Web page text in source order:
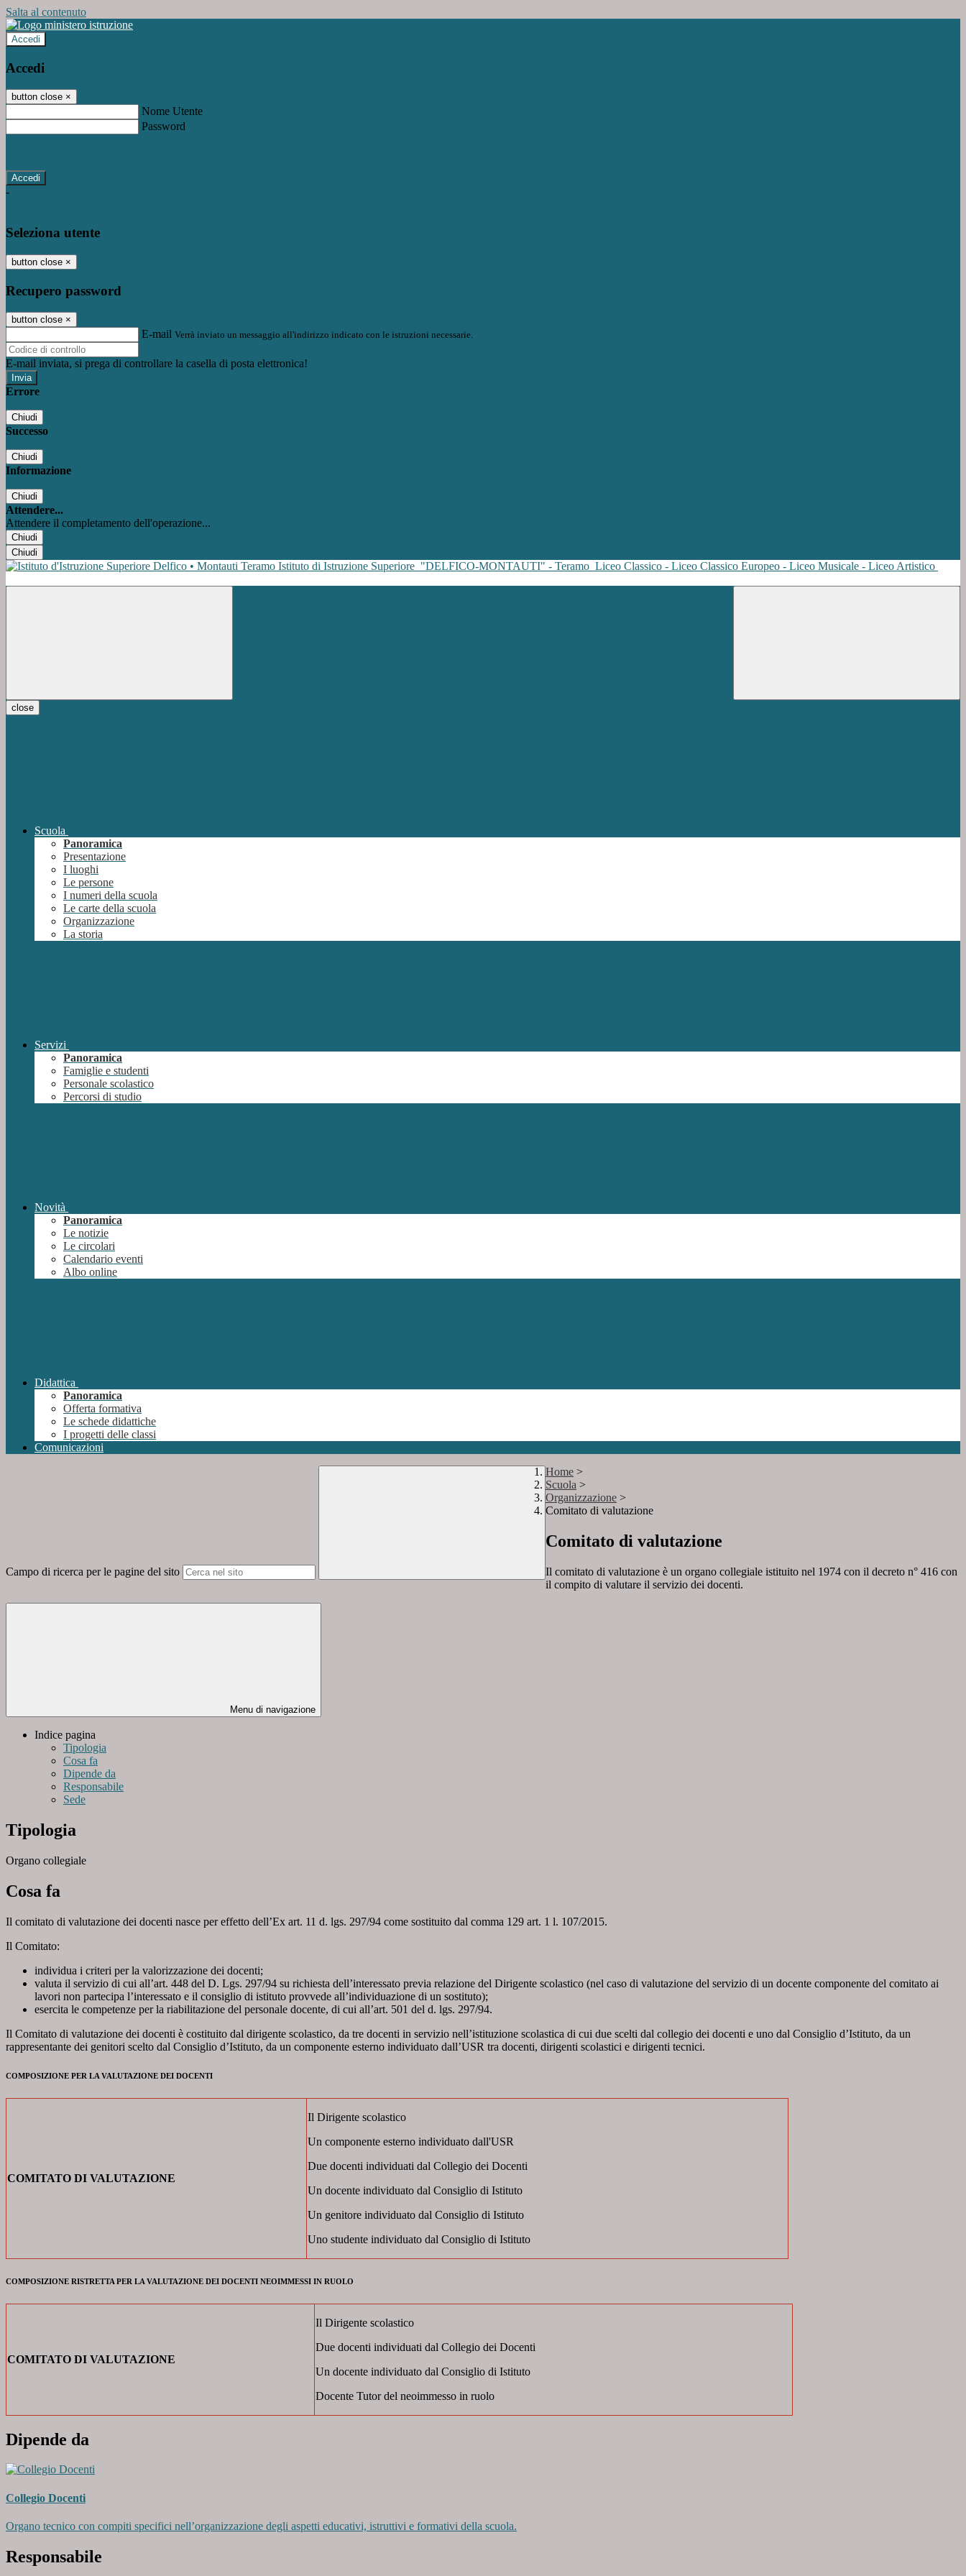
Salta al contenuto
Accedi
Accedi
button close ×
Nome Utente
Password
-
Seleziona utente
button close ×
Recupero password
button close ×
E-mail Verrà inviato un messaggio all'indirizzo indicato con le istruzioni necessarie.
E-mail inviata, si prega di controllare la casella di posta elettronica!
Errore
Chiudi
Successo
Chiudi
Informazione
Chiudi
Attendere...
Attendere il completamento dell'operazione...
Chiudi
Chiudi
Istituto di Istruzione Superiore "DELFICO-MONTAUTI" - Teramo Liceo Classico - Liceo Classico Europeo - Liceo Musicale - Liceo Artistico
close
Scuola
Panoramica
Presentazione
I luoghi
Le persone
I numeri della scuola
Le carte della scuola
Organizzazione
La storia
Servizi
Panoramica
Famiglie e studenti
Personale scolastico
Percorsi di studio
Novità
Panoramica
Le notizie
Le circolari
Calendario eventi
Albo online
Didattica
Panoramica
Offerta formativa
Le schede didattiche
I progetti delle classi
Comunicazioni
Campo di ricerca per le pagine del sito
Home >
Scuola >
Organizzazione >
Comitato di valutazione
Comitato di valutazione
Il comitato di valutazione è un organo collegiale istituito nel 1974 con il decreto n° 416 con
il compito di valutare il servizio dei docenti.
Menu di navigazione
Indice pagina
Tipologia
Cosa fa
Dipende da
Responsabile
Sede
Tipologia
Organo collegiale
Cosa fa
Il comitato di valutazione dei docenti nasce per effetto dell’Ex art. 11 d. lgs. 297/94 come sostituito dal comma 129 art. 1 l. 107/2015.
Il Comitato:
individua i criteri per la valorizzazione dei docenti;
valuta il servizio di cui all’art. 448 del D. Lgs. 297/94 su richiesta dell’interessato previa relazione del Dirigente scolastico (nel caso di valutazione del servizio di un docente componente del comitato ai
lavori non partecipa l’interessato e il consiglio di istituto provvede all’individuazione di un sostituto);
esercita le competenze per la riabilitazione del personale docente, di cui all’art. 501 del d. lgs. 297/94.
Il Comitato di valutazione dei docenti è costituito dal dirigente scolastico, da tre docenti in servizio nell’istituzione scolastica di cui due scelti dal collegio dei docenti e uno dal Consiglio d’Istituto, da un
rappresentante dei genitori scelto dal Consiglio d’Istituto, da un componente esterno individuato dall’USR tra docenti, dirigenti scolastici e dirigenti tecnici.
COMPOSIZIONE PER LA VALUTAZIONE DEI DOCENTI
COMITATO DI VALUTAZIONE
Il Dirigente scolastico
Un componente esterno individuato dall'USR
Due docenti individuati dal Collegio dei Docenti
Un docente individuato dal Consiglio di Istituto
Un genitore individuato dal Consiglio di Istituto
Uno studente individuato dal Consiglio di Istituto
COMPOSIZIONE RISTRETTA PER LA VALUTAZIONE DEI DOCENTI NEOIMMESSI IN RUOLO
COMITATO DI VALUTAZIONE
Il Dirigente scolastico
Due docenti individuati dal Collegio dei Docenti
Un docente individuato dal Consiglio di Istituto
Docente Tutor del neoimmesso in ruolo
Dipende da
Collegio Docenti
Organo tecnico con compiti specifici nell’organizzazione degli aspetti educativi, istruttivi e formativi della scuola.
Responsabile